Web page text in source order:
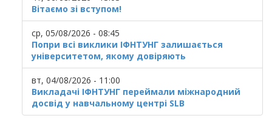
Вітаємо зі вступом!
ср, 05/08/2026 - 08:45
Попри всі виклики ІФНТУНГ залишається
університетом, якому довіряють
вт, 04/08/2026 - 11:00
Викладачі ІФНТУНГ переймали міжнародний
досвід у навчальному центрі SLB